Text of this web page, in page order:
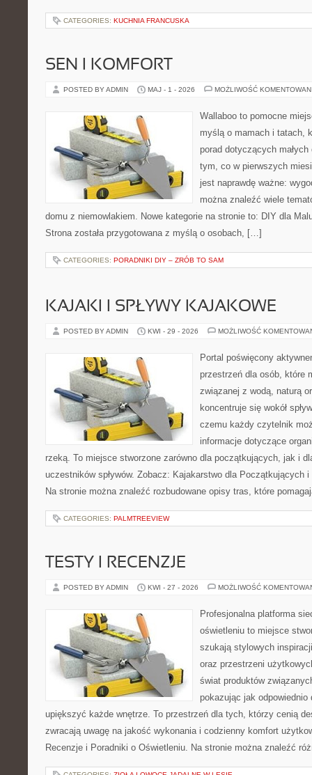
CATEGORIES: KUCHNIA FRANCUSKA
SEN I KOMFORT
POSTED BY ADMIN MAJ - 1 - 2026 MOŻLIWOŚĆ
Wallaboo to pomocne
myślą o mamach i tatach,
porad dotyczących
tym, co w pierwszych
jest naprawdę ważne:
można znaleźć wiele
domu z niemowlakiem. Nowe kategorie na stronie to: DIY dla
Strona została przygotowana z myślą o osobach, […]
CATEGORIES: PORADNIKI DIY – ZRÓB TO SAM
KAJAKI I SPŁYWY KAJAKOWE
POSTED BY ADMIN KWI - 29 - 2026 MOŻLIWOŚĆ
Portal poświęcony
przestrzeń dla osób, które
związanej z wodą, naturą
koncentruje się wokół
czemu każdy czytelnik
informacje dotyczące
rzeką. To miejsce stworzone zarówno dla początkujących, jak i
uczestników spływów. Zobacz: Kajakarstwo dla Początkujących
Na stronie można znaleźć rozbudowane opisy tras, które
CATEGORIES: PALMTREEVIEW
TESTY I RECENZJE
POSTED BY ADMIN KWI - 27 - 2026 MOŻLIWOŚĆ
Profesjonalna platforma
oświetleniu to miejsce
szukają stylowych
oraz przestrzeni
świat produktów
pokazując jak odpowiednio
upiększyć każde wnętrze. To przestrzeń dla tych, którzy cenią
zwracają uwagę na jakość wykonania i codzienny komfort
Recenzje i Poradniki o Oświetleniu. Na stronie można znaleźć